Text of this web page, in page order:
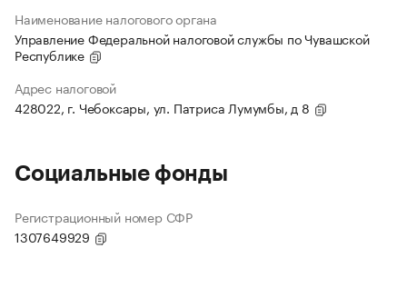
Наименование налогового органа
Управление Федеральной налоговой службы по Чувашской
Республике
Адрес налоговой
428022, г. Чебоксары, ул. Патриса Лумумбы, д 8
Социальные фонды
Регистрационный номер СФР
1307649929